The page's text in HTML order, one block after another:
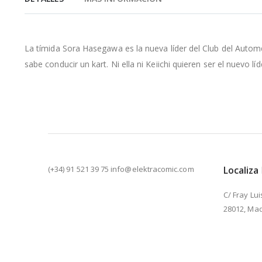
la
imágenes
La tímida Sora Hasegawa es la nueva líder del Club del
sabe conducir un kart. Ni ella ni Keiichi quieren ser el nuevo
(+34) 91 521 39 75 info@elektracomic.com
C/ Fray
28012,